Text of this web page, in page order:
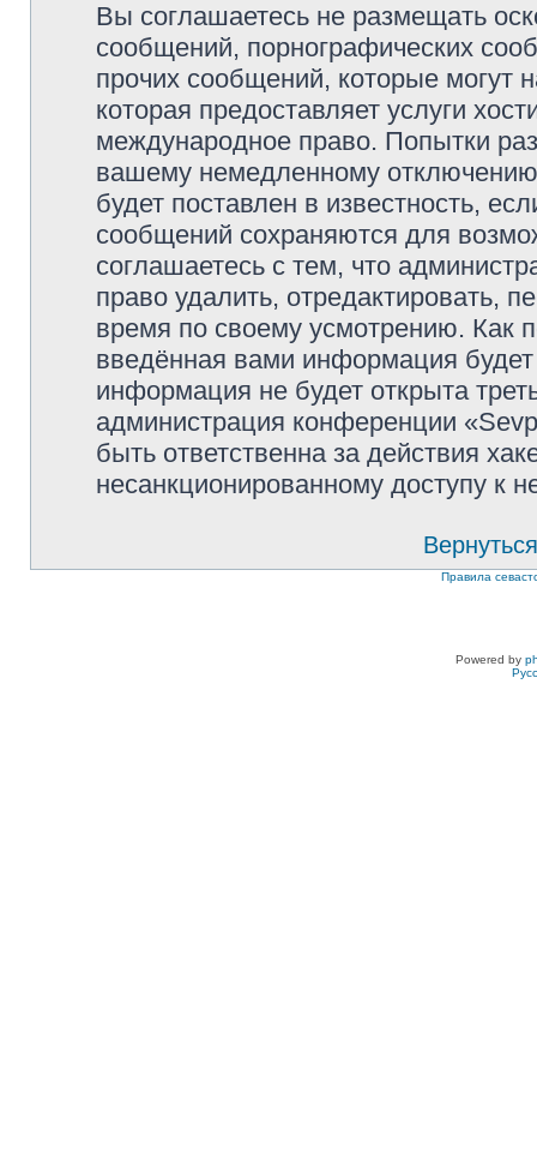
Вы соглашаетесь не размещать
сообщений, порнографических
прочих сообщений, которые могут
которая предоставляет услуги
международное право. Попытки
вашему немедленному
будет поставлен в известность,
сообщений сохраняются для
соглашаетесь с тем, что
право удалить, отредактировать,
время по своему усмотрению. Как
введённая вами информация
информация не будет открыта
администрация конференции
быть ответственна за действия
несанкционированному доступу к
Правила
Powered by